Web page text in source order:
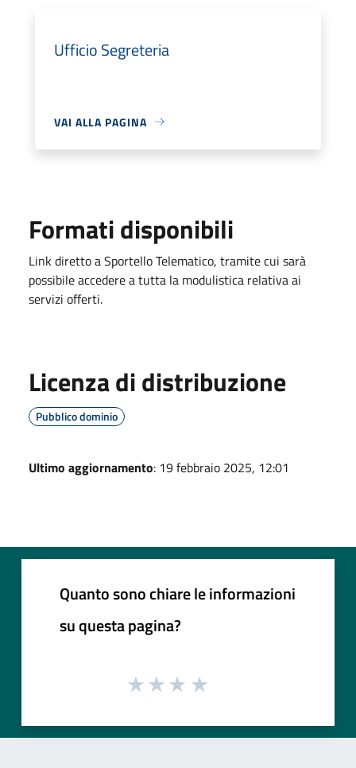
Ufficio Segreteria
VAI ALLA PAGINA
Formati disponibili
Link diretto a Sportello Telematico, tramite cui sarà
possibile accedere a tutta la modulistica relativa ai
servizi offerti.
Licenza di distribuzione
Pubblico dominio
Ultimo aggiornamento: 19 febbraio 2025, 12:01
Quanto sono chiare le informazioni
su questa pagina?